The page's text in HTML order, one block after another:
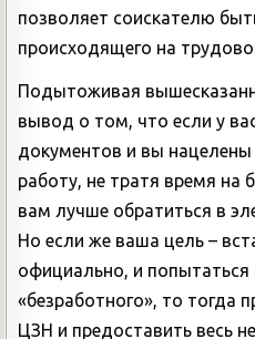
позволяет соискателю
происходящего на
Подытоживая
вывод о том, что если у
документов и вы
работу, не тратя время на
вам лучше обратиться в
Но если же ваша цель –
официально, и попытаться
«безработного», то тогда
ЦЗН и предоставить весь